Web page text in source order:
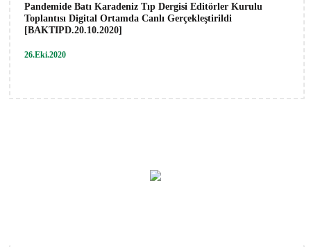
Pandemide Batı Karadeniz Tıp Dergisi Editörler Kurulu
Toplantısı Digital Ortamda Canlı Gerçekleştirildi
[BAKTIPD.20.10.2020]
26.Eki.2020